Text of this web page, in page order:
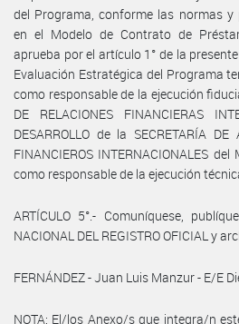
del Programa, conforme las normas y
en el Modelo de Contrato de
aprueba por el artículo 1° de la
Evaluación Estratégica del Programa
como responsable de la ejecución
DE RELACIONES FINANCIERAS
DESARROLLO de la SECRETARÍA DE
FINANCIEROS INTERNACIONALES del
como responsable de la ejecución
ARTÍCULO 5°.- Comuníquese,
NACIONAL DEL REGISTRO OFICIAL y
FERNÁNDEZ - Juan Luis Manzur - E/E
NOTA: El/los Anexo/s que integra/n